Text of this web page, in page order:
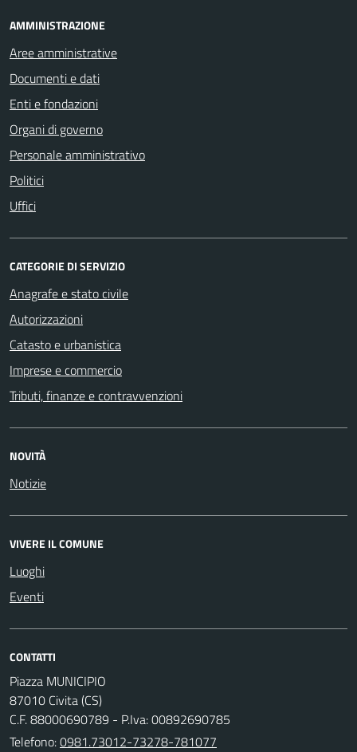
AMMINISTRAZIONE
Aree amministrative
Documenti e dati
Enti e fondazioni
Organi di governo
Personale amministrativo
Politici
Uffici
CATEGORIE DI SERVIZIO
Anagrafe e stato civile
Autorizzazioni
Catasto e urbanistica
Imprese e commercio
Tributi, finanze e contravvenzioni
NOVITÀ
Notizie
VIVERE IL COMUNE
Luoghi
Eventi
CONTATTI
Piazza MUNICIPIO
87010 Civita (CS)
C.F. 88000690789 - P.Iva: 00892690785
Telefono:0981.73012-73278-781077